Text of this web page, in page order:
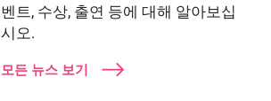
벤트, 수상, 출연 등에 대해 알아보십
시오.
모든 뉴스 보기